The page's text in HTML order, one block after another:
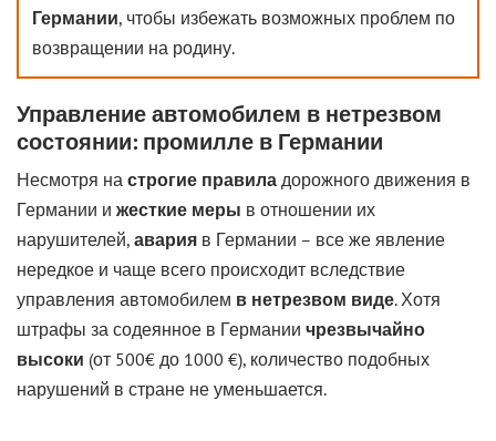
Германии, чтобы избежать возможных проблем по
возвращении на родину.
Управление автомобилем в нетрезвом
состоянии: промилле в Германии
Несмотря на строгие правила дорожного движения в
Германии и жесткие меры в отношении их
нарушителей, авария в Германии – все же явление
нередкое и чаще всего происходит вследствие
управления автомобилем в нетрезвом виде. Хотя
штрафы за содеянное в Германии чрезвычайно
высоки (от 500€ до 1000 €), количество подобных
нарушений в стране не уменьшается.